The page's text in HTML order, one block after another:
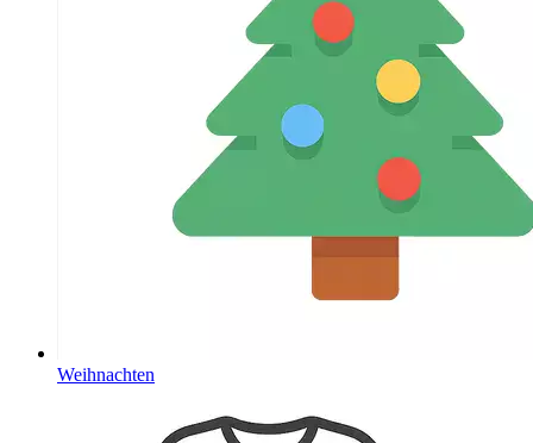
Weihnachten